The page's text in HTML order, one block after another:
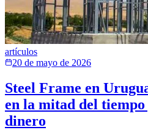
artículos
20 de mayo de 2026
Steel Frame en
en la mitad del tiempo
dinero